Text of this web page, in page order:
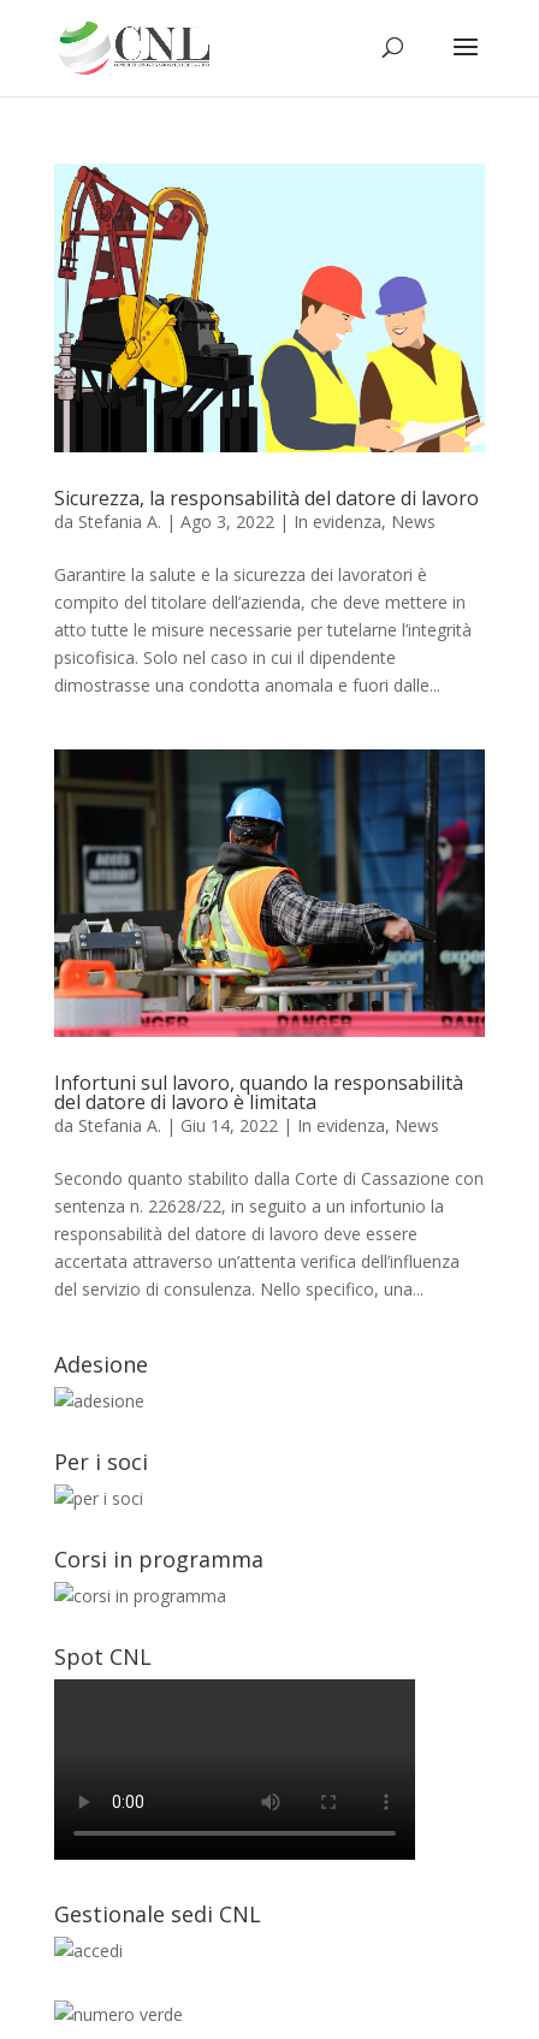
Sicurezza, la responsabilità del datore di lavoro
da Stefania A. | Ago 3, 2022 | In evidenza, News
Garantire la salute e la sicurezza dei lavoratori è
compito del titolare dell’azienda, che deve mettere in
atto tutte le misure necessarie per tutelarne l’integrità
psicofisica. Solo nel caso in cui il dipendente
dimostrasse una condotta anomala e fuori dalle...
Infortuni sul lavoro, quando la responsabilità
del datore di lavoro è limitata
da Stefania A. | Giu 14, 2022 | In evidenza, News
Secondo quanto stabilito dalla Corte di Cassazione con
sentenza n. 22628/22, in seguito a un infortunio la
responsabilità del datore di lavoro deve essere
accertata attraverso un’attenta verifica dell’influenza
del servizio di consulenza. Nello specifico, una...
Adesione
Per i soci
Corsi in programma
Spot CNL
Gestionale sedi CNL